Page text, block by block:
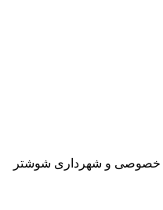
خصوصی و شهرداری شوشتر